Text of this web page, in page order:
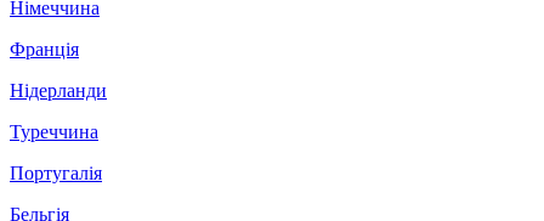
Німеччина
Франція
Нідерланди
Туреччина
Португалія
Бельгія